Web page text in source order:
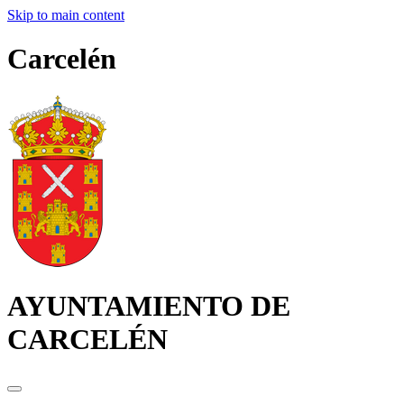
Skip to main content
Carcelén
AYUNTAMIENTO DE
CARCELÉN